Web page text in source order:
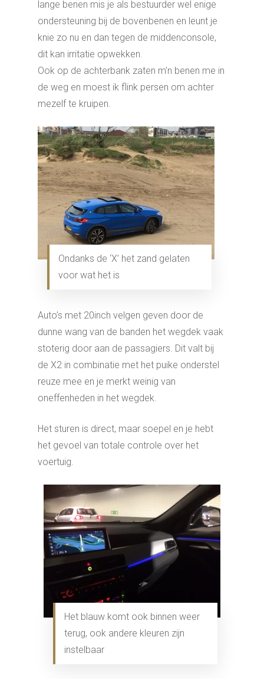
lange benen mis je als bestuurder wel enige
ondersteuning bij de bovenbenen en leunt je
knie zo nu en dan tegen de middenconsole,
dit kan irritatie opwekken.
Ook op de achterbank zaten m’n benen me in
de weg en moest ik flink persen om achter
mezelf te kruipen.
Ondanks de ‘X’ het zand gelaten
voor wat het is
Auto’s met 20inch velgen geven door de
dunne wang van de banden het wegdek vaak
stoterig door aan de passagiers. Dit valt bij
de X2 in combinatie met het puike onderstel
reuze mee en je merkt weinig van
oneffenheden in het wegdek.
Het sturen is direct, maar soepel en je hebt
het gevoel van totale controle over het
voertuig.
Het blauw komt ook binnen weer
terug, ook andere kleuren zijn
instelbaar